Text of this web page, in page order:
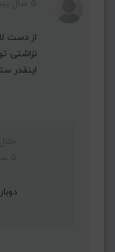
از دست
نزاشتی
اینقدر